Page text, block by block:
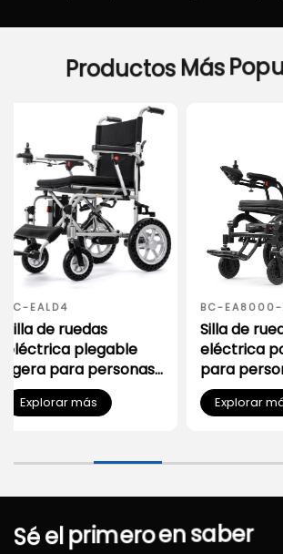
ProductosMás
BC-EA8000-XW
Silla de ruedas
eléctrica portátil
para personas
mayores
Explorar más
BC-
Silla de
para
fácil y
Séelprimeroensaber